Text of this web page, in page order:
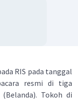
RIS pada tanggal
resmi di tiga
Tokoh di